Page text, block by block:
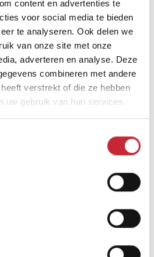
content en advertenties te
voor social media te bieden
te analyseren. Ook delen we
van onze site met onze
adverteren en analyse. Deze
combineren met andere
verstrekt of die ze hebben
uw gebruik van hun services.
netwerk
een dealer